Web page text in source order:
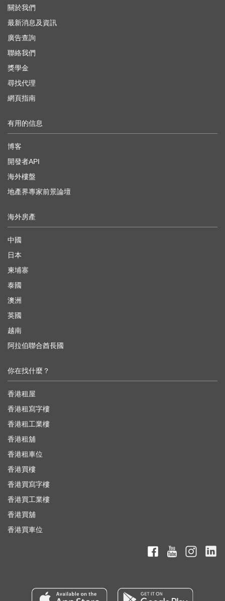
關於我們
最新消息及資訊
廣告查詢
聯絡我們
獎學金
尋找代理
網頁指南
有用的信息
博客
開發者API
海外樓盤
地產界專家前景論壇
海外房產
中國
日本
柬埔寨
泰國
澳洲
英國
越南
阿拉伯聯合酋長國
你在找什麼？
香港租屋
香港租寫字樓
香港租工業樓
香港租舖
香港租車位
香港買樓
香港買寫字樓
香港買工業樓
香港買舖
香港買車位